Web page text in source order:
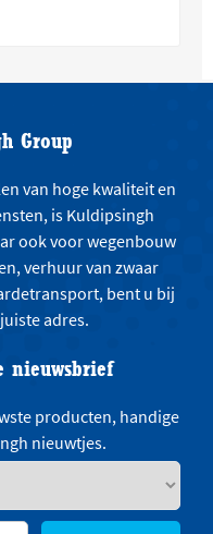
Group
van hoge kwaliteit en
is Kuldipsingh
ook voor wegenbouw
verhuur van zwaar
bent u bij
adres.
producten, handige
nieuwtjes.